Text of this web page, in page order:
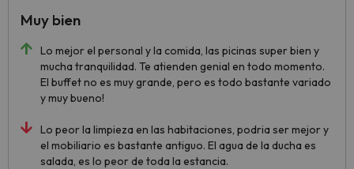
Lo mejor el personal y la comida, las picinas super bien y
mucha tranquilidad. Te atienden genial en todo momento.
El buffet no es muy grande, pero es todo bastante variado
y muy bueno!
Lo peor la limpieza en las habitaciones, podria ser mejor y
el mobiliario es bastante antiguo. El agua de la ducha es
salada, es lo peor de toda la estancia.
Muy bien